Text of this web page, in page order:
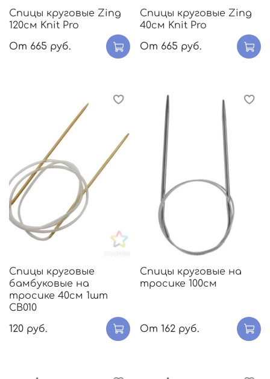
Спицы круговые Zing
120см Knit Pro
От 665 руб.
Спицы круговые Zing
40см Knit Pro
От 665 руб.
Спицы круговые
бамбуковые на
тросике 40см 1шт
CB010
120 руб.
Спицы круговые на
тросике 100см
От 162 руб.